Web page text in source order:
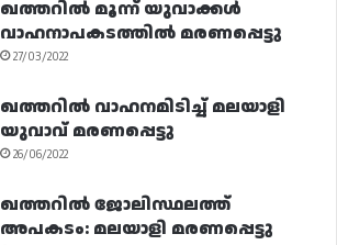
ഖത്തറിൽ മൂന്ന് യുവാക്കൾ
വാഹനാപകടത്തിൽ മരണപ്പെട്ടു
27/03/2022
ഖത്തറിൽ വാഹനമിടിച്ച് മലയാളി
യുവാവ് മരണപ്പെട്ടു
26/06/2022
ഖത്തറിൽ ജോലിസ്ഥലത്ത്
അപകടം: മലയാളി മരണപ്പെട്ടു